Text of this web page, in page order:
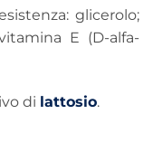
glicerolo;
E (D-alfa-
di lattosio.